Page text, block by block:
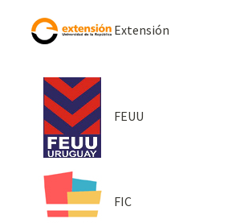
Extensión
FEUU
FIC